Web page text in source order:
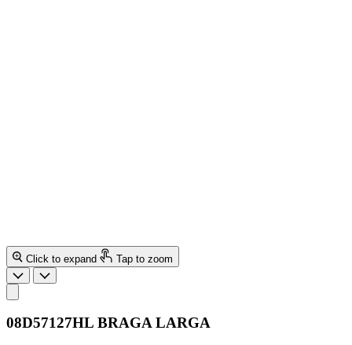
Click to expand Tap to zoom
08D57127HL BRAGA LARGA